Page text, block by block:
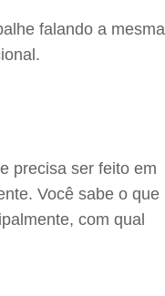
falando a mesma
precisa ser feito em
Você sabe o que
com qual